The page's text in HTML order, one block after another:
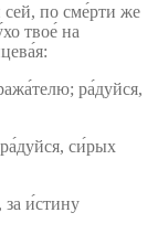
по сме́рти же
твое́ на
ра́дуйся,
си́рых
и́стину